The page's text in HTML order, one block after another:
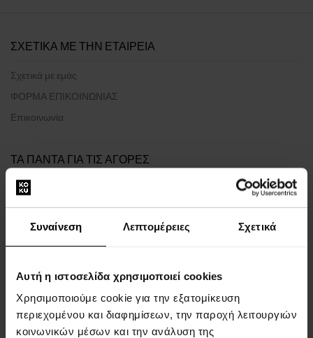
Συναίνεση Λεπτομέρειες Σχετικά
Αυτή η ιστοσελίδα χρησιμοποιεί cookies
Χρησιμοποιούμε cookie για την εξατομίκευση
περιεχομένου και διαφημίσεων, την παροχή λειτουργιών
κοινωνικών μέσων και την ανάλυση της
ΣΧΕΤΙΚΑ ΜΕ ΤΗΝ ΕΤΑΙΡΕΙΑ
Σχετικά με εμάς
ΦΟΡΜΑ ΕΠΙΚΟΙΝΩΝΙΑΣ
Επικοινωνία
ΤΑ ΠΑΝΤΑ ΓΙΑ ΤΙΣ ΑΓΟΡΕΣ
Πρόγραμμα επιβράβευσης
Γενικοί όροι και προϋποθέσεις
Πολιτική απορρήτου
Μέθοδος αποστολής
Πότε θα παραλάβω τα προϊόντα που έχω παραγγείλει;
Γιατί να επιλέξετε τα αρώματα και τα ρολόγια μας;
Τι είναι τα testers αρωμάτων;